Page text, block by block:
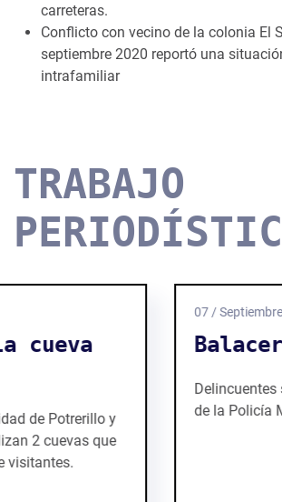
carreteras.
Conflicto con vecino de la colonia El
septiembre 2020 reportó una
intrafamiliar
TRABAJO
Balacera en
Delincuentes se enfrentan a balazos
de la Policía Municipal.